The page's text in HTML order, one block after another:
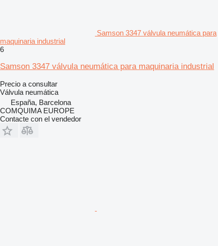
Samson 3347 válvula neumática para
maquinaria industrial
6
Samson 3347 válvula neumática para maquinaria industrial
Precio a consultar
Válvula neumática
España, Barcelona
COMQUIMA EUROPE
Contacte con el vendedor